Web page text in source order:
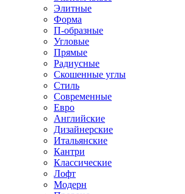
Элитные
Форма
П-образные
Угловые
Прямые
Радиусные
Скошенные углы
Стиль
Современные
Евро
Английские
Дизайнерские
Итальянские
Кантри
Классические
Лофт
Модерн